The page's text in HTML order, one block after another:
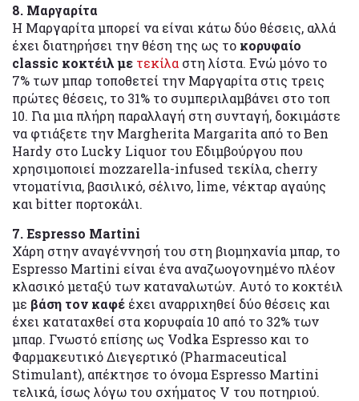
8. Μαργαρίτα
Η Μαργαρίτα μπορεί να είναι κάτω δύο θέσεις, αλλά
έχει διατηρήσει την θέση της ως το κορυφαίο
classic κοκτέιλ με τεκίλα στη λίστα. Ενώ μόνο το
7% των μπαρ τοποθετεί την Μαργαρίτα στις τρεις
πρώτες θέσεις, το 31% το συμπεριλαμβάνει στο τοπ
10. Για μια πλήρη παραλλαγή στη συνταγή, δοκιμάστε
να φτιάξετε την Margherita Margarita από το Ben
Hardy στο Lucky Liquor του Εδιμβούργου που
χρησιμοποιεί mozzarella-infused τεκίλα, cherry
ντοματίνια, βασιλικό, σέλινο, lime, νέκταρ αγαύης
και bitter πορτοκάλι.
7. Espresso Martini
Χάρη στην αναγέννησή του στη βιομηχανία μπαρ, το
Espresso Martini είναι ένα αναζωογονημένο πλέον
κλασικό μεταξύ των καταναλωτών. Αυτό το κοκτέιλ
με βάση τον καφέ έχει αναρριχηθεί δύο θέσεις και
έχει καταταχθεί στα κορυφαία 10 από το 32% των
μπαρ. Γνωστό επίσης ως Vodka Espresso και το
Φαρμακευτικό Διεγερτικό (Pharmaceutical
Stimulant), απέκτησε το όνομα Espresso Martini
τελικά, ίσως λόγω του σχήματος V του ποτηριού.